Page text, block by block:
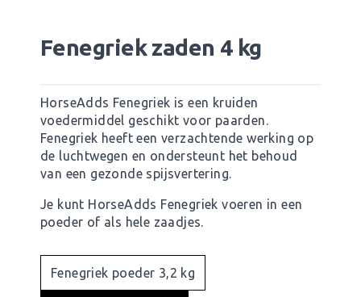
Fenegriek zaden 4 kg
HorseAdds Fenegriek is een kruiden
voedermiddel geschikt voor paarden.
Fenegriek heeft een verzachtende werking op
de luchtwegen en ondersteunt het behoud
van een gezonde spijsvertering.
Je kunt HorseAdds Fenegriek voeren in een
poeder of als hele zaadjes.
Fenegriek poeder 3,2 kg